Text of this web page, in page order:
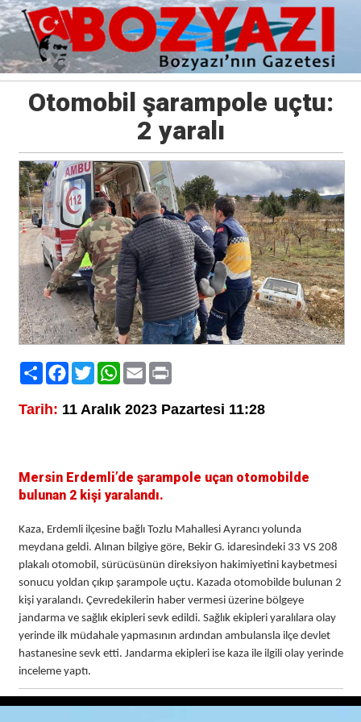
Otomobil şarampole uçtu:
2 yaralı
PaylaşFacebook
TwitterWhatsApp
EmailPrint
Tarih: 11 Aralık 2023 Pazartesi 11:28
Mersin Erdemli’de şarampole uçan otomobilde
bulunan 2 kişi yaralandı.
Kaza, Erdemli ilçesine bağlı Tozlu Mahallesi Ayrancı yolunda
meydana geldi. Alınan bilgiye göre, Bekir G. idaresindeki 33 VS 208
plakalı otomobil, sürücüsünün direksiyon hakimiyetini kaybetmesi
sonucu yoldan çıkıp şarampole uçtu. Kazada otomobilde bulunan 2
kişi yaralandı. Çevredekilerin haber vermesi üzerine bölgeye
jandarma ve sağlık ekipleri sevk edildi. Sağlık ekipleri yaralılara olay
yerinde ilk müdahale yapmasının ardından ambulansla ilçe devlet
hastanesine sevk etti. Jandarma ekipleri ise kaza ile ilgili olay yerinde
inceleme yaptı.